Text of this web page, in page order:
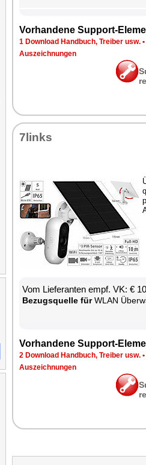
Vor­han­de­ne Sup­port-
1 Down­load Hand­buch, Trei­ber usw. •
Aus­zeich­nun­gen
7links
Vom Lie­fe­ran­ten empf. VK: €
Be­zugs­quel­le fürWLAN
Vor­han­de­ne Sup­port-
2 Down­load Hand­buch, Trei­ber usw. •
Aus­zeich­nun­gen